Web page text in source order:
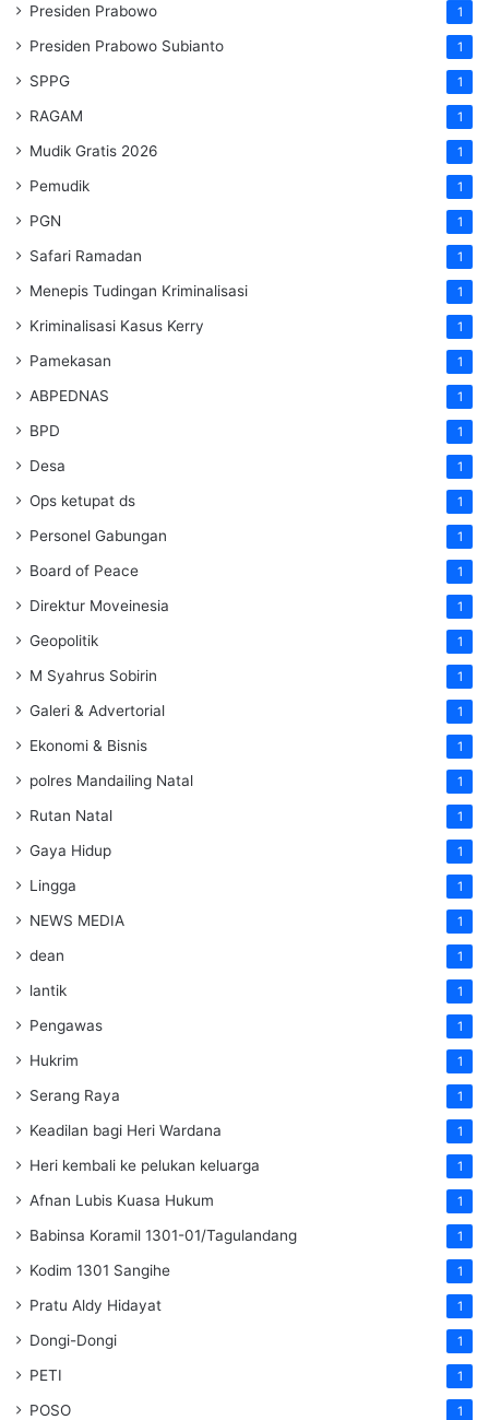
Presiden Prabowo 1
Presiden Prabowo Subianto 1
SPPG 1
RAGAM 1
Mudik Gratis 2026 1
Pemudik 1
PGN 1
Safari Ramadan 1
Menepis Tudingan Kriminalisasi 1
Kriminalisasi Kasus Kerry 1
Pamekasan 1
ABPEDNAS 1
BPD 1
Desa 1
Ops ketupat ds 1
Personel Gabungan 1
Board of Peace 1
Direktur Moveinesia 1
Geopolitik 1
M Syahrus Sobirin 1
Galeri & Advertorial 1
Ekonomi & Bisnis 1
polres Mandailing Natal 1
Rutan Natal 1
Gaya Hidup 1
Lingga 1
NEWS MEDIA 1
dean 1
lantik 1
Pengawas 1
Hukrim 1
Serang Raya 1
Keadilan bagi Heri Wardana 1
Heri kembali ke pelukan keluarga 1
Afnan Lubis Kuasa Hukum 1
Babinsa Koramil 1301-01/Tagulandang 1
Kodim 1301 Sangihe 1
Pratu Aldy Hidayat 1
Dongi-Dongi 1
PETI 1
POSO 1